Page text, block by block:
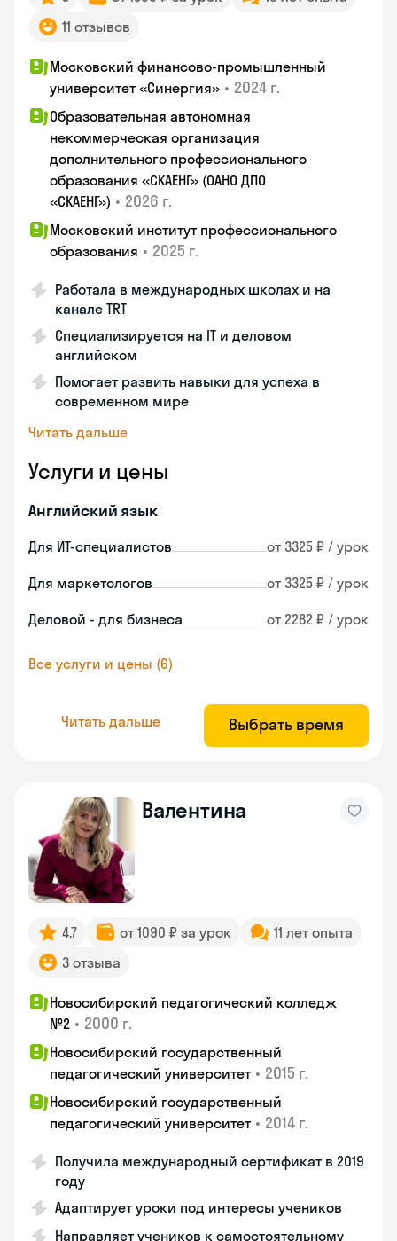
11 отзывов
Московский финансово-промышленный
университет «Синергия» • 2024 г.
Образовательная автономная
некоммерческая организация
дополнительного профессионального
образования «СКАЕНГ» (ОАНО ДПО
«СКАЕНГ») • 2026 г.
Московский институт профессионального
образования • 2025 г.
Работала в международных школах и на
канале TRT
Специализируется на IT и деловом
английском
Помогает развить навыки для успеха в
современном мире
Читать дальше
Услуги и цены
Английский язык
Для ИТ-специалистов от 3325 ₽ / урок
Для маркетологов от 3325 ₽ / урок
Деловой - для бизнеса от 2282 ₽ / урок
Все услуги и цены (6)
Читать дальше Выбрать время
Валентина
4.7 от 1090 ₽ за урок
11 лет опыта
3 отзыва
Новосибирский педагогический колледж
№2 • 2000 г.
Новосибирский государственный
педагогический университет • 2015 г.
Новосибирский государственный
педагогический университет • 2014 г.
Получила международный сертификат в 2019
году
Адаптирует уроки под интересы учеников
Направляет учеников к самостоятельному